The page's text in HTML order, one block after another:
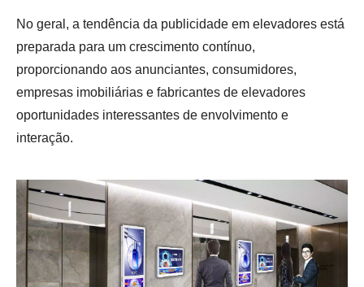
No geral, a tendência da publicidade em elevadores está
preparada para um crescimento contínuo,
proporcionando aos anunciantes, consumidores,
empresas imobiliárias e fabricantes de elevadores
oportunidades interessantes de envolvimento e
interação.